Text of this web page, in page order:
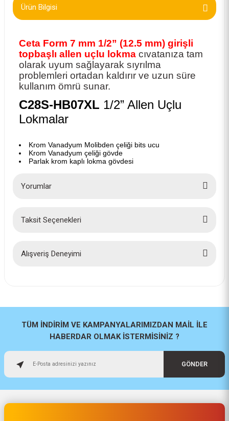
Ürün Bilgisi
Ceta Form 7 mm 1/2” (12.5 mm) girişli
topbaşlı allen uçlu lokma cıvatanıza tam
olarak uyum sağlayarak sıyrılma
problemleri ortadan kaldırır ve uzun süre
kullanım ömrü sunar.
C28S-HB07XL 1/2” Allen Uçlu
Lokmalar
Krom Vanadyum Molibden çeliği bits ucu
Krom Vanadyum çeliği gövde
Parlak krom kaplı lokma gövdesi
Yorumlar
Taksit Seçenekleri
Alışveriş Deneyimi
orijinal
H... U... | 02/06/2026
TÜM İNDİRİM VE KAMPANYALARIMIZDAN MAİL İLE
HABERDAR OLMAK İSTERMİSİNİZ ?
GÖNDER